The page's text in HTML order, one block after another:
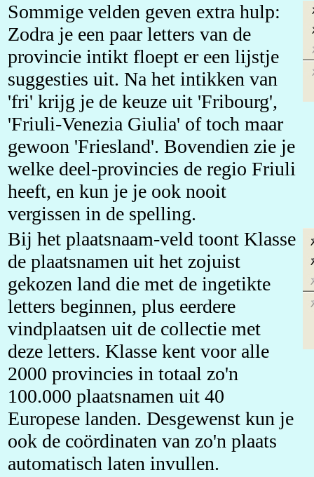
Sommige velden geven extra hulp:
Zodra je een paar letters van de
provincie intikt floept er een lijstje
suggesties uit. Na het intikken van
'fri' krijg je de keuze uit 'Fribourg',
'Friuli-Venezia Giulia' of toch maar
gewoon 'Friesland'. Bovendien zie je
welke deel-provincies de regio Friuli
heeft, en kun je je ook nooit
vergissen in de spelling.
Bij het plaatsnaam-veld toont Klasse
de plaatsnamen uit het zojuist
gekozen land die met de ingetikte
letters beginnen, plus eerdere
vindplaatsen uit de collectie met
deze letters. Klasse kent voor alle
2000 provincies in totaal zo'n
100.000 plaatsnamen uit 40
Europese landen. Desgewenst kun je
ook de coördinaten van zo'n plaats
automatisch laten invullen.